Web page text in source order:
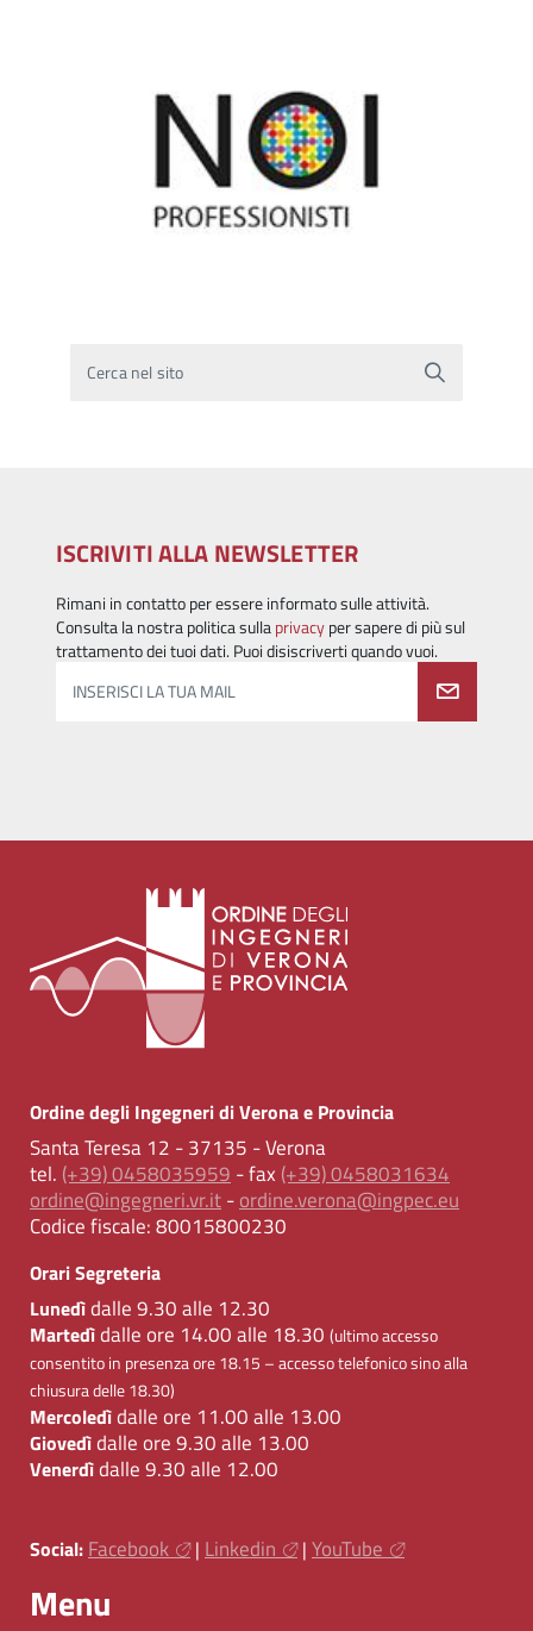
Cerca nel sito
ISCRIVITI ALLA NEWSLETTER
Rimani in contatto per essere informato sulle attività.
Consulta la nostra politica sullaprivacyper sapere di più sul
trattamento dei tuoi dati. Puoi disiscriverti quando vuoi.
INSERISCI LA TUA MAIL
Ordine degli Ingegneri di Verona e Provincia
Santa Teresa 12 - 37135 - Verona
tel. (+39) 0458035959 - fax (+39) 0458031634
ordine@ingegneri.vr.it-ordine.verona@ingpec.eu
Codice fiscale:80015800230
Orari Segreteria
Lunedìdalle 9.30 alle 12.30
Martedìdalle ore 14.00 alle 18.30 (ultimo accesso
consentito in presenza ore 18.15 – accesso telefonico sino alla
chiusura delle 18.30)
Mercoledìdalle ore 11.00 alle 13.00
Giovedìdalle ore 9.30 alle 13.00
Venerdìdalle 9.30 alle 12.00
Social: Facebook | Linkedin | YouTube
Menu